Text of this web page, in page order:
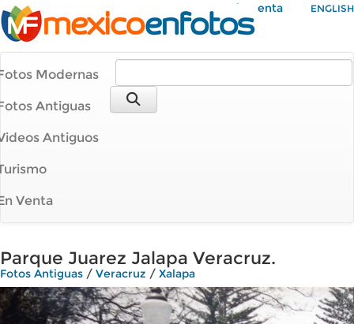
Mi Cuenta ENGLISH
Modernas
Antiguas
Antiguos
Venta
Parque Juarez Jalapa Veracruz.
Fotos Antiguas / Veracruz / Xalapa